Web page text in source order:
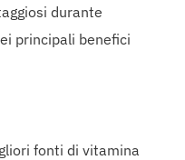
durante
principali benefici
fonti di vitamina